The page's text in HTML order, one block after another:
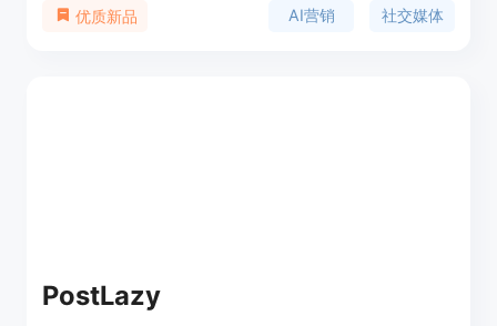
成、AI Meme制作等一系列功能。无需专业设计师，
优质新品 AI营销 社交媒体
PostLazy